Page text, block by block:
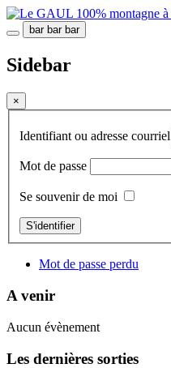
bar bar bar
Sidebar
×
Identifiant ou adresse courriel
Mot de passe
Se souvenir de moi
S'identifier
Mot de passe perdu
A venir
Aucun évènement
Les dernières sorties